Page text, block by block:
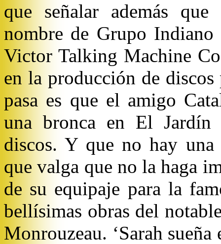
que señalar además
nombre de Grupo
Victor Talking Machine
en la producción de
pasa es que el amigo
una bronca en El Jardín
discos. Y que no hay
que valga que no la haga
de su equipaje para la
bellísimas obras del
Monrouzeau. ‘Sarah